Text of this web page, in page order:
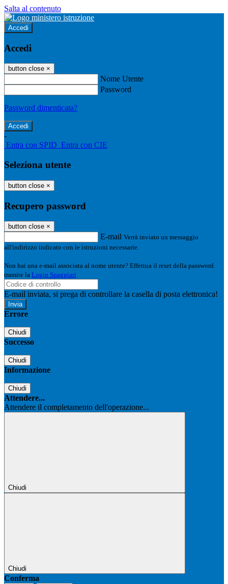
Salta al contenuto
Accedi
Accedi
button close ×
Nome Utente
Password
Password dimenticata?
-
Entra con SPID Entra con CIE
Seleziona utente
button close ×
Recupero password
button close ×
E-mail Verrà inviato un messaggio
all'indirizzo indicato con le istruzioni necessarie.
Non hai una e-mail associata al nome utente? Effettua il reset della password
tramite la Login Spaggiari
E-mail inviata, si prega di controllare la casella di posta elettronica!
Errore
Chiudi
Successo
Chiudi
Informazione
Chiudi
Attendere...
Attendere il completamento dell'operazione...
Chiudi
Chiudi
Conferma